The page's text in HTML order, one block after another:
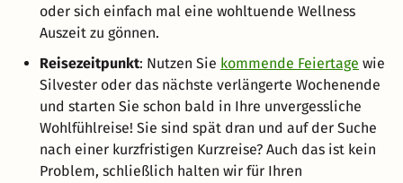
oder sich einfach mal eine wohltuende Wellness
Auszeit zu gönnen.
Reisezeitpunkt: Nutzen Sie kommende Feiertage wie
Silvester oder das nächste verlängerte Wochenende
und starten Sie schon bald in Ihre unvergessliche
Wohlfühlreise! Sie sind spät dran und auf der Suche
nach einer kurzfristigen Kurzreise? Auch das ist kein
Problem, schließlich halten wir für Ihren